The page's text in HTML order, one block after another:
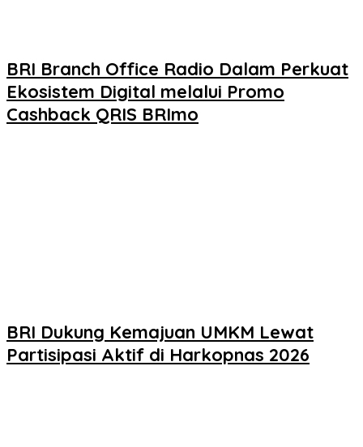
BRI Branch Office Radio Dalam Perkuat
Ekosistem Digital melalui Promo
Cashback QRIS BRImo
BRI Dukung Kemajuan UMKM Lewat
Partisipasi Aktif di Harkopnas 2026